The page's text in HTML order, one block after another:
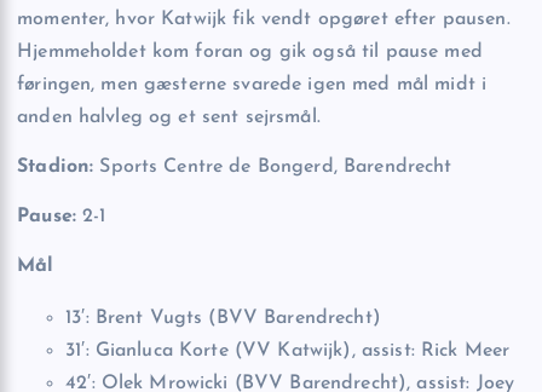
momenter, hvor Katwijk fik vendt opgøret efter pausen.
Hjemmeholdet kom foran og gik også til pause med
føringen, men gæsterne svarede igen med mål midt i
anden halvleg og et sent sejrsmål.
Stadion: Sports Centre de Bongerd, Barendrecht
Pause:2-1
Mål
13′: Brent Vugts (BVV Barendrecht)
31′: Gianluca Korte (VV Katwijk), assist: Rick Meer
42′: Olek Mrowicki (BVV Barendrecht), assist: Joey